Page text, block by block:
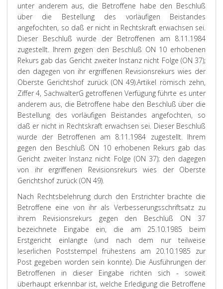
unter anderem aus, die Betroffene habe den Beschluß
über die Bestellung des vorläufigen Beistandes
angefochten, so daß er nicht in Rechtskraft erwachsen sei.
Dieser Beschluß wurde der Betroffenen am 8.11.1984
zugestellt. Ihrem gegen den Beschluß ON 10 erhobenen
Rekurs gab das Gericht zweiter Instanz nicht Folge (ON 37);
den dagegen von ihr ergriffenen Revisionsrekurs wies der
Oberste Gerichtshof zurück (ON 49).Artikel römisch zehn,
Ziffer 4, SachwalterG getroffenen Verfügung führte es unter
anderem aus, die Betroffene habe den Beschluß über die
Bestellung des vorläufigen Beistandes angefochten, so
daß er nicht in Rechtskraft erwachsen sei. Dieser Beschluß
wurde der Betroffenen am 8.11.1984 zugestellt. Ihrem
gegen den Beschluß ON 10 erhobenen Rekurs gab das
Gericht zweiter Instanz nicht Folge (ON 37); den dagegen
von ihr ergriffenen Revisionsrekurs wies der Oberste
Gerichtshof zurück (ON 49).
Nach Rechtsbelehrung durch den Erstrichter brachte die
Betroffene eine von ihr als Verbesserungsschriftsatz zu
ihrem Revisionsrekurs gegen den Beschluß ON 37
bezeichnete Eingabe ein, die am 25.10.1985 beim
Erstgericht einlangte (und nach dem nur teilweise
leserlichen Poststempel frühestens am 20.10.1985 zur
Post gegeben worden sein konnte). Die Ausführungen der
Betroffenen in dieser Eingabe richten sich - soweit
überhaupt erkennbar ist, welche Erledigung die Betroffene